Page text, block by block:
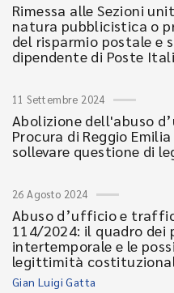
Rimessa alle Sezioni
natura pubblicistica o
del risparmio postale e
dipendente di Poste
11 Settembre 2024
Abolizione dell'abuso
Procura di Reggio
sollevare questione di
26 Agosto 2024
Abuso d’ufficio e
114/2024: il quadro dei
intertemporale e le
legittimità
Gian Luigi Gatta